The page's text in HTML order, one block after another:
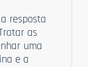
resposta
as
uma
e a